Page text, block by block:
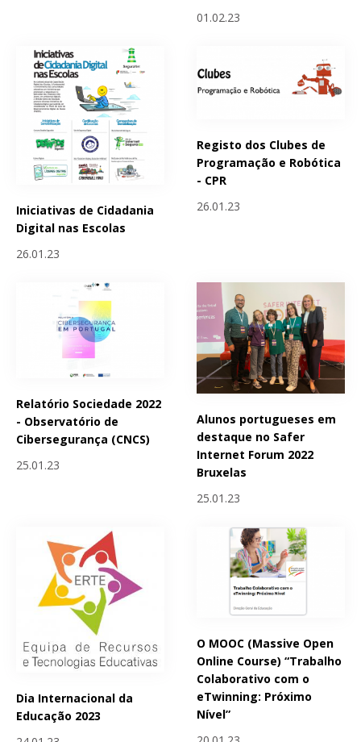
01.02.23
Iniciativas de Cidadania
Digital nas Escolas
26.01.23
Registo dos Clubes de
Programação e Robótica
- CPR
26.01.23
Relatório Sociedade 2022
- Observatório de
Cibersegurança (CNCS)
25.01.23
Alunos portugueses em
destaque no Safer
Internet Forum 2022
Bruxelas
25.01.23
Dia Internacional da
Educação 2023
O MOOC (Massive Open
Online Course) “Trabalho
Colaborativo com o
eTwinning: Próximo
Nível”